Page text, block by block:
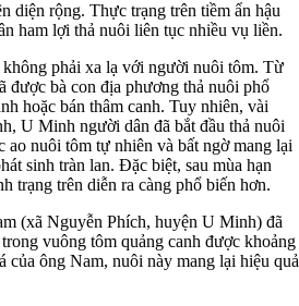
diện rộng. Thực trạng trên tiềm ẩn hậu
ham lợi thả nuôi liên tục nhiều vụ liền.
phải xa lạ với người nuôi tôm. Từ
được bà con địa phương thả nuôi phổ
hoặc bán thâm canh. Tuy nhiên, vài
U Minh người dân đã bắt đầu thả nuôi
ao nuôi tôm tự nhiên và bất ngờ mang lại
sinh tràn lan. Đặc biệt, sau mùa hạn
trạng trên diễn ra càng phổ biến hơn.
(xã Nguyễn Phích, huyện U Minh) đã
vuông tôm quảng canh được khoảng
của ông Nam, nuôi này mang lại hiệu quả